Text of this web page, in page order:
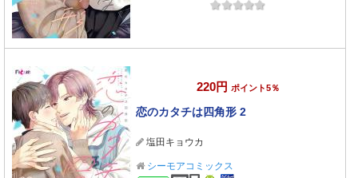
220円 ポイント5％
恋のカタチは四角形 2
塩田キョウカ
シーモアコミックス